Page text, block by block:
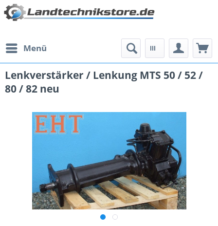
Menü
Lenkverstärker / Lenkung MTS 50 / 52 /
80 / 82 neu